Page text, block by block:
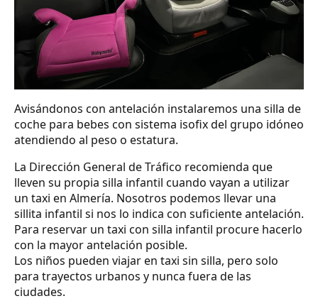
Avisándonos con antelación instalaremos una silla de
coche para bebes con sistema isofix del grupo idóneo
atendiendo al peso o estatura.
La Dirección General de Tráfico recomienda que
lleven su propia silla infantil cuando vayan a utilizar
un taxi en Almería. Nosotros podemos llevar una
sillita infantil si nos lo indica con suficiente antelación.
Para reservar un taxi con silla infantil procure hacerlo
con la mayor antelación posible.
Los niños pueden viajar en taxi sin silla, pero solo
para trayectos urbanos y nunca fuera de las
ciudades.